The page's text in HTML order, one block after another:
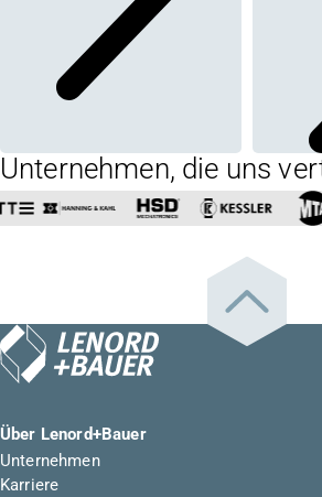
Unternehmen, die uns
Über Lenord+Bauer
Unternehmen
Karriere